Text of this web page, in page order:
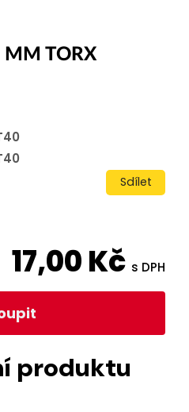
MM TORX
Sdílet
17,00Kč s DPH
produktu